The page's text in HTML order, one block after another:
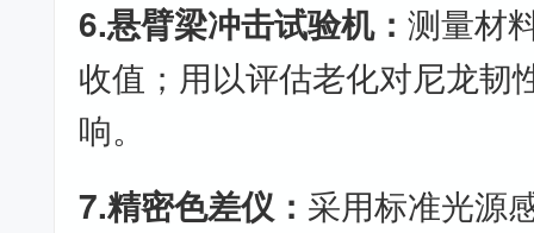
6.悬臂梁冲击试验机：测量材
收值；用以评估老化对尼龙韧
响。
7.精密色差仪： 采用标准光源